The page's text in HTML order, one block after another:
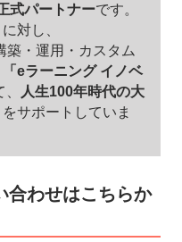
式パートナーです。
対し、
築・運用・カスタム
「eラーニング イノベ
人生100年時代の大
をサポートしていま
わせはこちらか